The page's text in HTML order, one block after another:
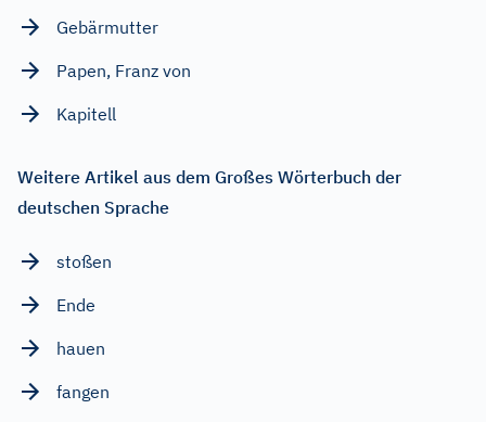
Gebärmutter
Papen, Franz von
Kapitell
Weitere Artikel aus dem Großes Wörterbuch der
deutschen Sprache
stoßen
Ende
hauen
fangen